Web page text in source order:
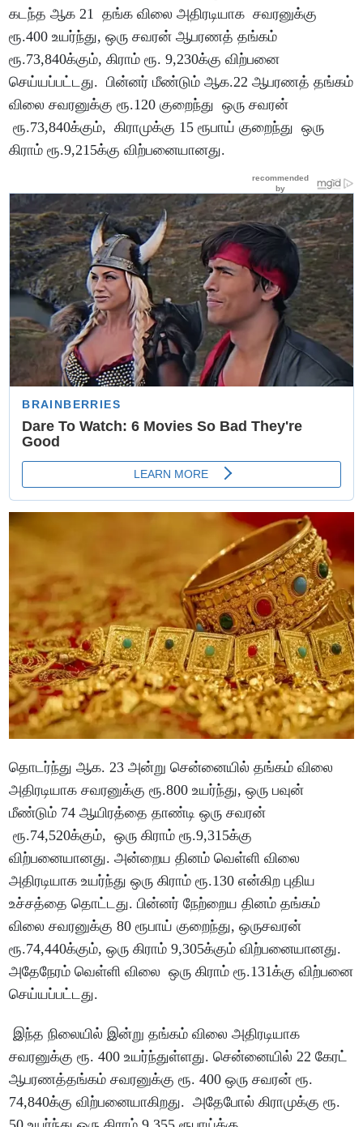
கடந்த ஆக 21 தங்க விலை அதிரடியாக சவரனுக்கு
ரூ.400 உயர்ந்து, ஒரு சவரன் ஆபரணத் தங்கம்
ரூ.73,840க்கும், கிராம் ரூ. 9,230க்கு விற்பனை
செய்யப்பட்டது. பின்னர் மீண்டும் ஆக.22 ஆபரணத் தங்கம்
விலை சவரனுக்கு ரூ.120 குறைந்து ஒரு சவரன்
ரூ.73,840க்கும், கிராமுக்கு 15 ரூபாய் குறைந்து ஒரு
கிராம் ரூ.9,215க்கு விற்பனையானது.
தொடர்ந்து ஆக. 23 அன்று சென்னையில் தங்கம் விலை
அதிரடியாக சவரனுக்கு ரூ.800 உயர்ந்து, ஒரு பவுன்
மீண்டும் 74 ஆயிரத்தை தாண்டி ஒரு சவரன்
ரூ.74,520க்கும், ஒரு கிராம் ரூ.9,315க்கு
விற்பனையானது. அன்றைய தினம் வெள்ளி விலை
அதிரடியாக உயர்ந்து ஒரு கிராம் ரூ.130 என்கிற புதிய
உச்சத்தை தொட்டது. பின்னர் நேற்றைய தினம் தங்கம்
விலை சவரனுக்கு 80 ரூபாய் குறைந்து, ஒருசவரன்
ரூ.74,440க்கும், ஒரு கிராம் 9,305க்கும் விற்பனையானது.
அதேநேரம் வெள்ளி விலை ஒரு கிராம் ரூ.131க்கு விற்பனை
செய்யப்பட்டது.
இந்த நிலையில் இன்று தங்கம் விலை அதிரடியாக
சவரனுக்கு ரூ. 400 உயர்ந்துள்ளது. சென்னையில் 22 கேரட்
ஆபரணத்தங்கம் சவரனுக்கு ரூ. 400 ஒரு சவரன் ரூ.
74,840க்கு விற்பனையாகிறது. அதேபோல் கிராமுக்கு ரூ.